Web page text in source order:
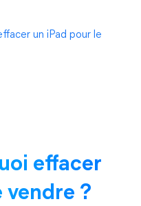
un iPad pour le
effacer
vendre ?